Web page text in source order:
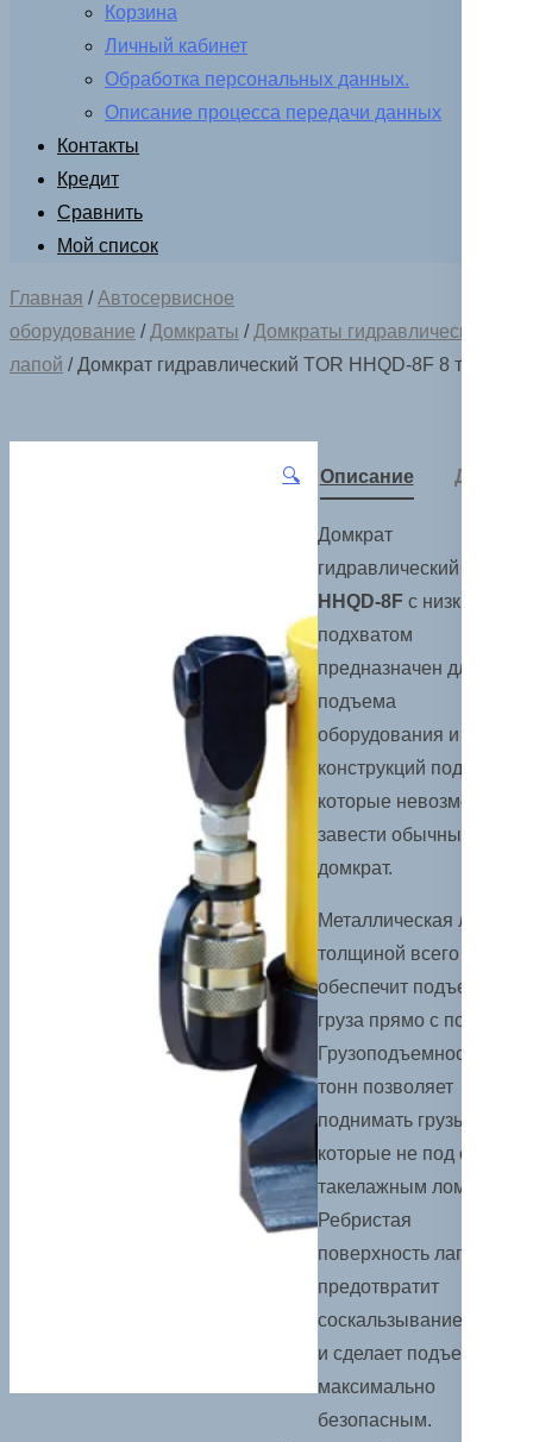
Корзина
Личный кабинет
Обработка персональных данных.
Описание процесса передачи данных
Контакты
Кредит
Сравнить
Мой список
Главная /Автосервисное
оборудование / Домкраты / Домкраты гидравлические с
лапой / Домкрат гидравлический TOR HHQD-8F 8 т
🔍 Описание Детали
Домкрат
гидравлический
HHQD-8F с низким
подхватом
предназначен для
подъема
оборудования и
конструкций под
которые невозможно
завести обычный
домкрат.
Металлическая лапа
толщиной всего 2,5 мм
обеспечит подъем
груза прямо с пола.
Грузоподъемность 8
тонн позволяет
поднимать грузы,
которые не под силу
такелажным ломам.
Ребристая
поверхность лапы
предотвратит
соскальзывание груза
и сделает подъем
максимально
безопасным.